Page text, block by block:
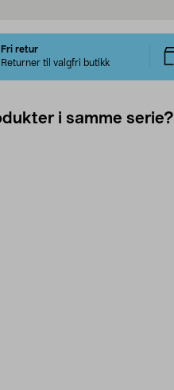
Fri retur
Returner til valgfri butikk
i samme serie?